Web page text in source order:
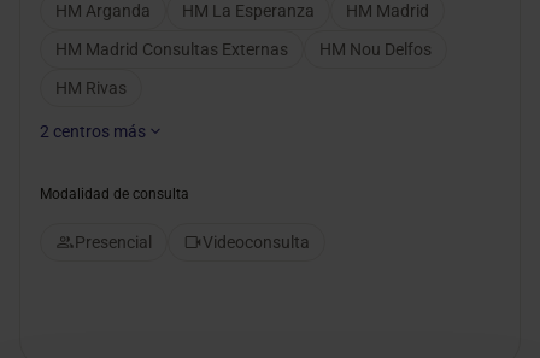
HM Arganda HM La Esperanza
HM Madrid
HM Madrid Consultas Externas
HM Nou Delfos
HM Rivas
2 centros más
Modalidad de consulta
Presencial Videoconsulta